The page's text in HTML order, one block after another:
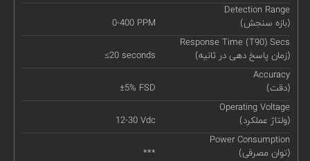
Detection Range
(بازه سنجش)
0-400 PPM
Response Time (T90) Secs
(زمان پاسخ دهی در ثانیه)
≤20 seconds
Accuracy
(دقت)
±5% FSD
Operating Voltage
(ولتاژ عملکرد)
12-30 Vdc
Power Consumption
(توان مصرفی)
***